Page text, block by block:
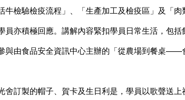
檢驗檢疫流程」、「生產加工及檢疫區」及「肉
亦積極回應。講解內容緊扣學員日常生活，包括
與由食品安全資訊中心主辦的「從農場到餐桌——
訂製的帽子、賀卡及生日利是，學員以歌聲送